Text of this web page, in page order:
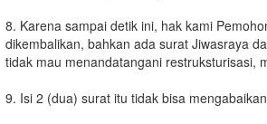
8. Karena sampai detik ini, hak kami
dikembalikan, bahkan ada surat Jiwasraya
tidak mau menandatangani restruksturisasi,
9. Isi 2 (dua) surat itu tidak bisa